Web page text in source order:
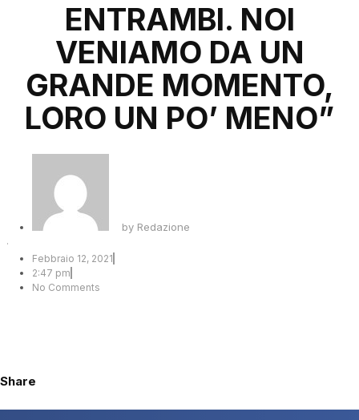
ENTRAMBI. NOI
VENIAMO DA UN
GRANDE MOMENTO,
LORO UN PO’ MENO”
by Redazione
·
Febbraio 12, 2021
2:47 pm
No Comments
Share